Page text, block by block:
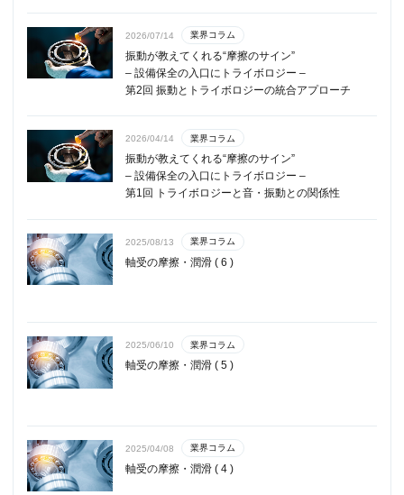
2026/07/14 業界コラム
振動が教えてくれる“摩擦のサイン”
– 設備保全の入口にトライボロジー –
第2回 振動とトライボロジーの統合アプローチ
2026/04/14 業界コラム
振動が教えてくれる“摩擦のサイン”
– 設備保全の入口にトライボロジー –
第1回 トライボロジーと音・振動との関係性
2025/08/13 業界コラム
軸受の摩擦・潤滑 ( 6 )
2025/06/10 業界コラム
軸受の摩擦・潤滑 ( 5 )
2025/04/08 業界コラム
軸受の摩擦・潤滑 ( 4 )